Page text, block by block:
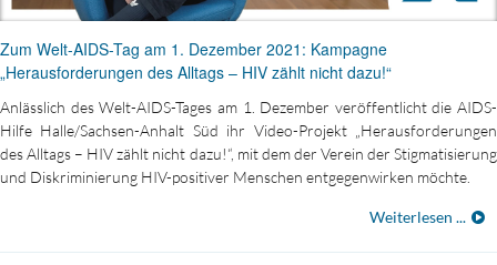
Zum Welt-AIDS-Tag am 1. Dezember 2021: Kampagne
„Herausforderungen des Alltags – HIV zählt nicht dazu!“
Anlässlich des Welt-AIDS-Tages am 1. Dezember veröffentlicht die AIDS-
Hilfe Halle/Sachsen-Anhalt Süd ihr Video-Projekt „Herausforderungen
des Alltags – HIV zählt nicht dazu!“, mit dem der Verein der Stigmatisierung
und Diskriminierung HIV-positiver Menschen entgegenwirken möchte.
Weiterlesen ...